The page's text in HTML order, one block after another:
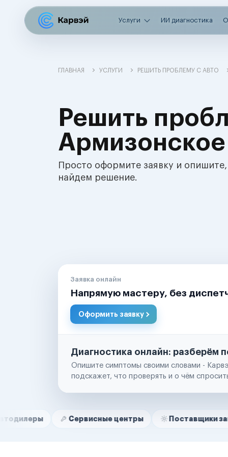
Услуги ИИ диагностика
ГЛАВНАЯ УСЛУГИ РЕШИТЬ ПРОБЛЕМУ С АВТО
Решить
Армизонское
Просто оформите заявку и
найдем решение.
Заявка онлайн
Напрямую мастеру, без
Оформить заявку
Диагностика онлайн: разберём
Опишите симптомы своими словами -
подскажет, что проверять и о чём
Нам доверяют
Сервисные центры Поставщики запчастей
Маркетплейсы